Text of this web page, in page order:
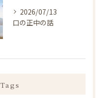
2026/07/13
口の正中の話
Tags